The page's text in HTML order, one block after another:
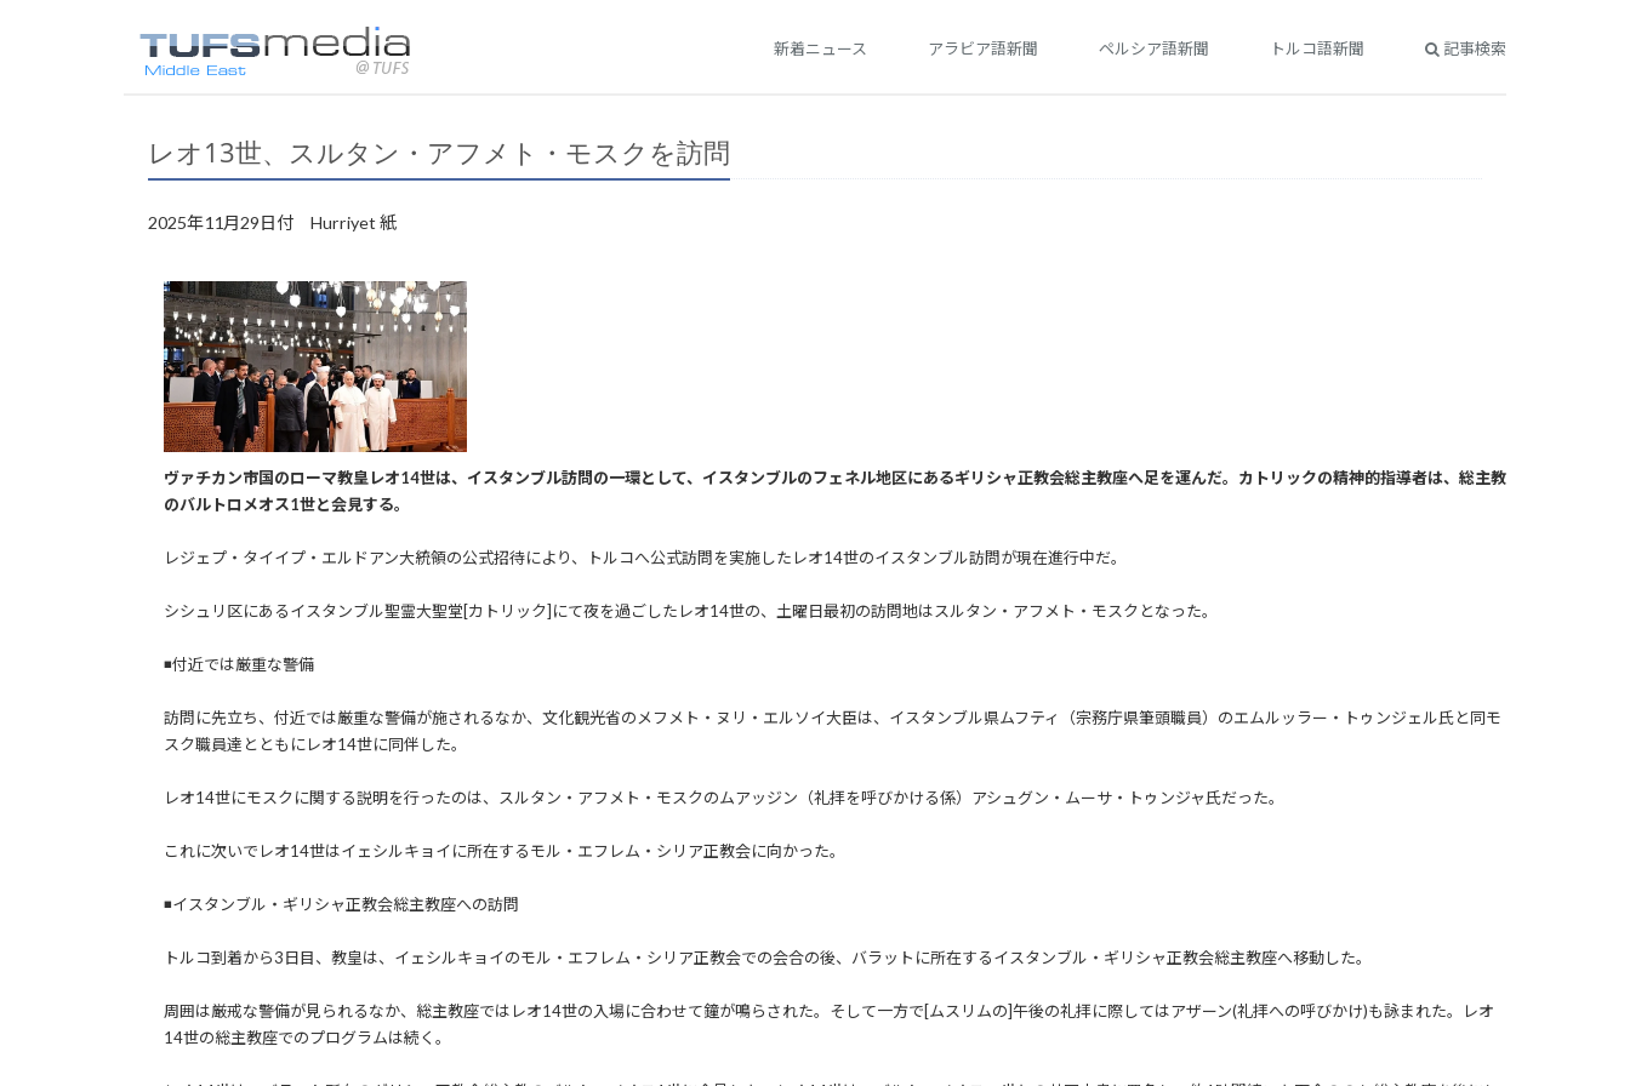
新着ニュース アラビア語新聞 ペルシア語新聞 トルコ語新聞 記事検索
レオ13世、スルタン・アフメト・モスクを訪問
2025年11月29日付 Hurriyet 紙
ヴァチカン市国のローマ教皇レオ14世は、イスタンブル訪問の一環として、イスタンブルのフェネル地区にあるギリシャ正教会総主教座へ足を運んだ。カトリックの精神的指導者は、総主教
のバルトロメオス1世と会見する。
レジェプ・タイイプ・エルドアン大統領の公式招待により、トルコへ公式訪問を実施したレオ14世のイスタンブル訪問が現在進行中だ。
シシュリ区にあるイスタンブル聖霊大聖堂[カトリック]にて夜を過ごしたレオ14世の、土曜日最初の訪問地はスルタン・アフメト・モスクとなった。
◾️付近では厳重な警備
訪問に先立ち、付近では厳重な警備が施されるなか、文化観光省のメフメト・ヌリ・エルソイ大臣は、イスタンブル県ムフティ（宗務庁県筆頭職員）のエムルッラー・トゥンジェル氏と同モ
スク職員達とともにレオ14世に同伴した。
レオ14世にモスクに関する説明を行ったのは、スルタン・アフメト・モスクのムアッジン（礼拝を呼びかける係）アシュグン・ムーサ・トゥンジャ氏だった。
これに次いでレオ14世はイェシルキョイに所在するモル・エフレム・シリア正教会に向かった。
◾️イスタンブル・ギリシャ正教会総主教座への訪問
トルコ到着から3日目、教皇は、イェシルキョイのモル・エフレム・シリア正教会での会合の後、バラットに所在するイスタンブル・ギリシャ正教会総主教座へ移動した。
周囲は厳戒な警備が見られるなか、総主教座ではレオ14世の入場に合わせて鐘が鳴らされた。そして一方で[ムスリムの]午後の礼拝に際してはアザーン(礼拝への呼びかけ)も詠まれた。レオ
14世の総主教座でのプログラムは続く。